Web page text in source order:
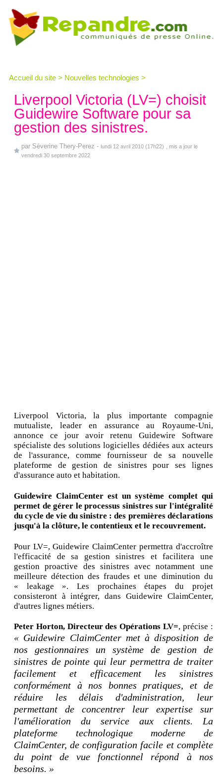
Accueil du site > Nouvelles technologies >
Liverpool Victoria (LV=) choisit
Guidewire Software pour sa
gestion des sinistres.
par Séverine Thery-Perez - lundi 12 avril 2010 (17h22)
, mis a jour le
vendredi 30 septembre 2022
Liverpool Victoria, la plus importante compagnie
mutualiste, leader en assurance au Royaume-Uni,
annonce ce jour avoir retenu Guidewire Software
spécialiste des solutions logicielles dédiées aux acteurs
de l'assurance, comme fournisseur de sa nouvelle
plateforme de gestion de sinistres pour ses lignes
d'assurance auto et habitation.
Guidewire ClaimCenter est un système complet qui
permet de gérer le processus sinistres sur l'intégralité
du cycle de vie du sinistre : des premières déclarations
jusqu'à la clôture, le contentieux et le recouvrement.
Pour LV=, Guidewire ClaimCenter permettra d'accroître
l'efficacité de sa gestion sinistres et facilitera une
gestion proactive des sinistres avec notamment une
meilleure détection des fraudes et une diminution du
« leakage ». Les prochaines étapes du projet
consisteront à intégrer, dans Guidewire ClaimCenter,
d'autres lignes métiers.
Peter Horton, Directeur des Opérations LV=, précise :
« Guidewire ClaimCenter met à disposition de
nos gestionnaires un système de gestion de
sinistres de pointe qui leur permettra de traiter
facilement et efficacement les sinistres
conformément à nos bonnes pratiques, et de
réduire les délais d'administration, leur
permettant de concentrer leur expertise sur
l'amélioration du service aux clients. La
plateforme technologique moderne de
ClaimCenter, de configuration facile et complète
du point de vue fonctionnel répond à nos
besoins. »